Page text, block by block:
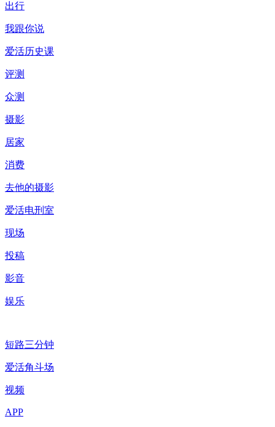
出行
我跟你说
爱活历史课
评测
众测
摄影
居家
消费
去他的摄影
爱活电刑室
现场
投稿
影音
娱乐
短路三分钟
爱活角斗场
视频
APP